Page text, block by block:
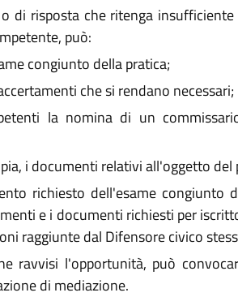
di risposta che ritenga
può:
congiunto della pratica;
che si rendano necessari;
la nomina di un
i documenti relativi all'oggetto
richiesto dell'esame
e i documenti richiesti per
raggiunte dal Difensore civico
ravvisi l'opportunità, può
di mediazione.